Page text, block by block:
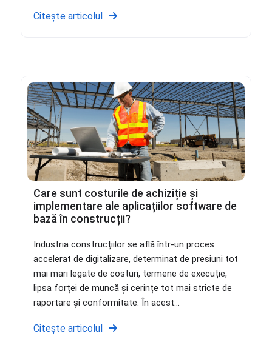
Citește articolul
Care sunt costurile de achiziție și
implementare ale aplicațiilor software de
bază în construcții?
Industria construcțiilor se află într-un proces
accelerat de digitalizare, determinat de presiuni tot
mai mari legate de costuri, termene de execuție,
lipsa forței de muncă și cerințe tot mai stricte de
raportare și conformitate. În acest...
Citește articolul